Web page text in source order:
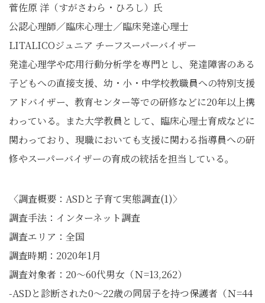
菅佐原 洋（すがさわら・ひろし）氏
公認心理師／臨床心理士／臨床発達心理士
LITALICOジュニア チーフスーパーバイザー
発達心理学や応用行動分析学を専門とし、発達障害のある
子どもへの直接支援、幼・小・中学校教職員への特別支援
アドバイザー、教育センター等での研修などに20年以上携
わっている。また大学教員として、臨床心理士育成などに
関わっており、現職においても支援に関わる指導員への研
修やスーパーバイザーの育成の統括を担当している。
〈調査概要：ASDと子育て実態調査(1)〉
調査手法：インターネット調査
調査エリア：全国
調査時期：2020年1月
調査対象者：20～60代男女（Ｎ=13,262）
-ASDと診断された0～22歳の同居子を持つ保護者（Ｎ=44